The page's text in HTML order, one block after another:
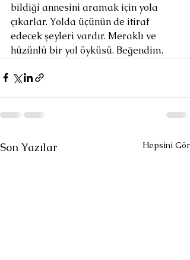
bildiği annesini aramak için yola
çıkarlar. Yolda üçünün de itiraf
edecek şeyleri vardır. Meraklı ve
hüzünlü bir yol öyküsü. Beğendim.
Son Yazılar Hepsini Gör